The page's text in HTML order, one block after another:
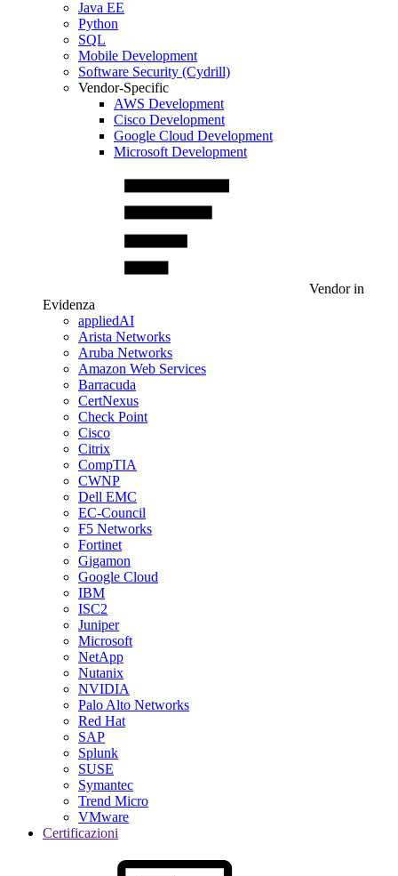
Java EE
Python
SQL
Mobile Development
Software Security (Cydrill)
Vendor-Specific
AWS Development
Cisco Development
Google Cloud Development
Microsoft Development
Vendor in
Evidenza
appliedAI
Arista Networks
Aruba Networks
Amazon Web Services
Barracuda
CertNexus
Check Point
Cisco
Citrix
CompTIA
CWNP
Dell EMC
EC-Council
F5 Networks
Fortinet
Gigamon
Google Cloud
IBM
ISC2
Juniper
Microsoft
NetApp
Nutanix
NVIDIA
Palo Alto Networks
Red Hat
SAP
Splunk
SUSE
Symantec
Trend Micro
VMware
Certificazioni